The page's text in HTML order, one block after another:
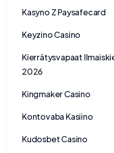
Kasyno Z Paysafecard
Keyzino Casino
Kierrätysvapaat
2026
Kingmaker Casino
Kontovaba Kasiino
Kudosbet Casino